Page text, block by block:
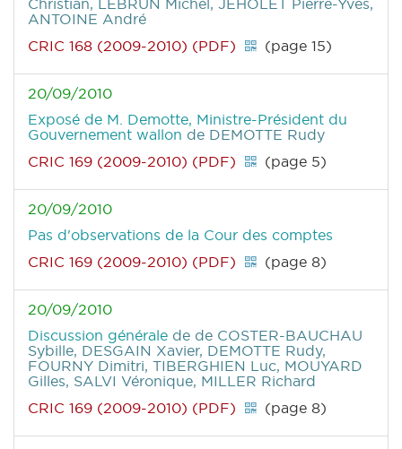
Christian, LEBRUN Michel, JEHOLET Pierre-Yves,
ANTOINE André
CRIC 168 (2009-2010) (PDF)
(page 15)
20/09/2010
Exposé de M. Demotte, Ministre-Président du
Gouvernement wallon de DEMOTTE Rudy
CRIC 169 (2009-2010) (PDF)
(page 5)
20/09/2010
Pas d'observations de la Cour des comptes
CRIC 169 (2009-2010) (PDF)
(page 8)
20/09/2010
Discussion générale de de COSTER-BAUCHAU
Sybille, DESGAIN Xavier, DEMOTTE Rudy,
FOURNY Dimitri, TIBERGHIEN Luc, MOUYARD
Gilles, SALVI Véronique, MILLER Richard
CRIC 169 (2009-2010) (PDF)
(page 8)